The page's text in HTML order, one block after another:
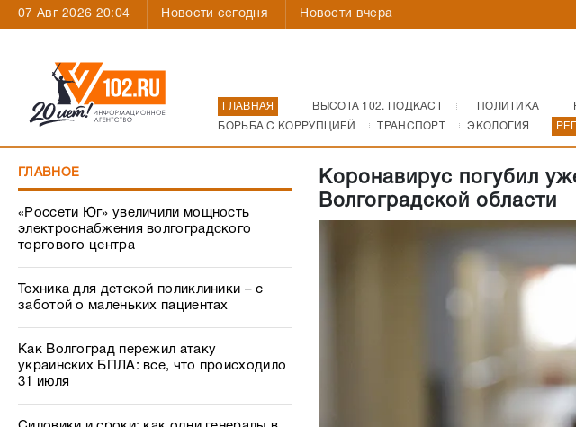
07 Авг 2026 20:04 Новости сегодня Новости вчера
ГЛАВНАЯ ВЫСОТА 102. ПОДКАСТ ПОЛИТИКА
БОРЬБА С КОРРУПЦИЕЙ
ТРАНСПОРТ ЭКОЛОГИЯ
ГЛАВНОЕ
«Россети Юг» увеличили мощность
электроснабжения волгоградского
торгового центра
Техника для детской поликлиники – с
заботой о маленьких пациентах
Как Волгоград пережил атаку
украинских БПЛА: все, что происходило
31 июля
Коронавирус погубил
Волгоградской области